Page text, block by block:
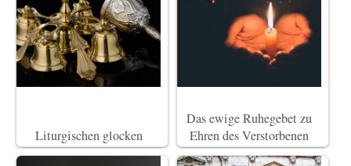
Liturgischen glocken
Das ewige Ruhegebet zu
Ehren des Verstorbenen